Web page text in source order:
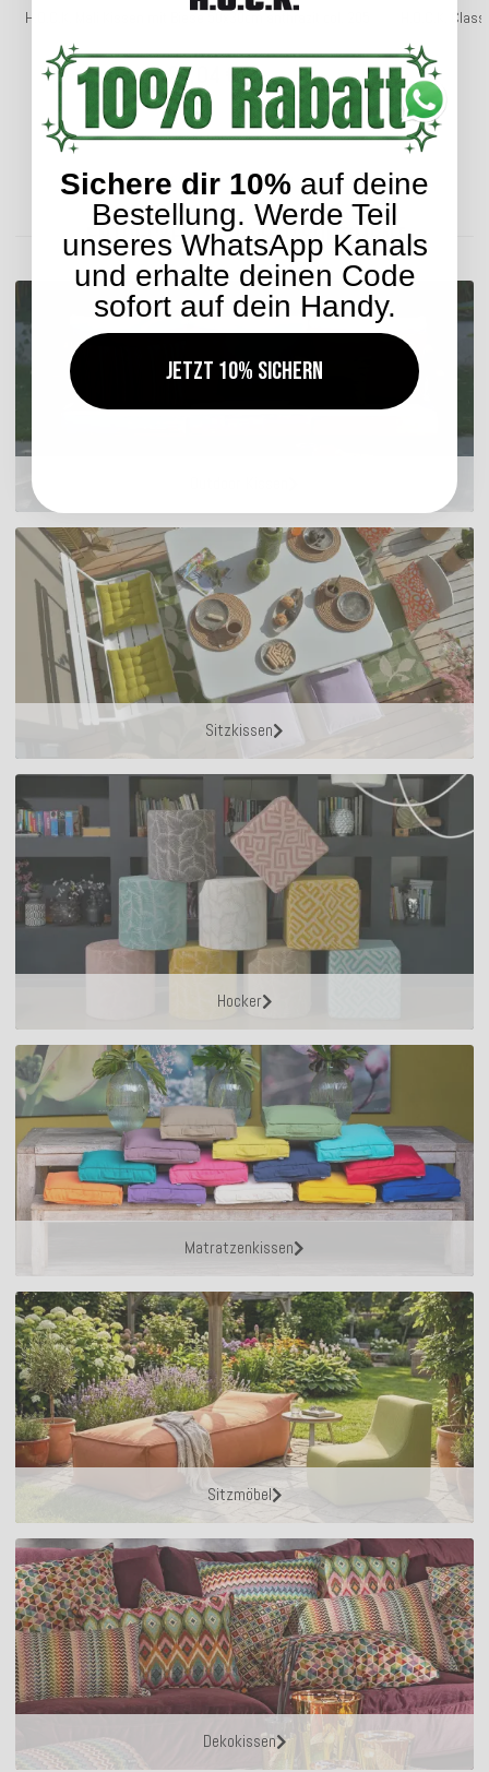
H.O.C.K. Mali Kissen mit Biese 50x30cm anthrazit col. 205
ab21,04 €*
Lieferzeit: ca. 2-4 Werktage
H.O.C.K.
ENTDECKEN SIE UNSER SORTIMENT
Sitzkissen
Hocker
Matratzenkissen
Sitzmöbel
Dekokissen
Sichere dir 10% auf deine
Bestellung. Werde Teil
unseres WhatsApp Kanals
und erhalte deinen Code
sofort auf dein Handy.
Jetzt 10% sichern